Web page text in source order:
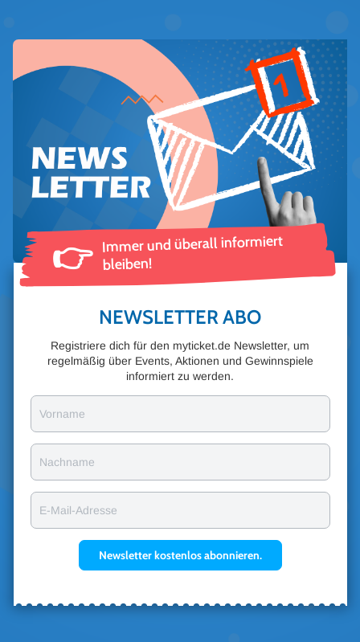
👉 Immer und überall informiert
bleiben!
NEWSLETTER ABO
Registriere dich für den myticket.de Newsletter, um
regelmäßig über Events, Aktionen und Gewinnspiele
informiert zu werden.
Vorname
Nachname
E-Mail-Adresse
Newsletter kostenlos abonnieren.